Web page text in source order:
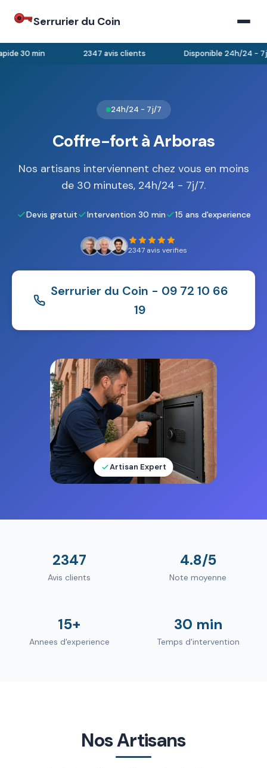
Serrurier du Coin
30 min 2347 avis clients Disponible 24h/24 - 7j/
24h/24 - 7j/7
Coffre-fort à Arboras
Nos artisans interviennent chez vous en moins
de 30 minutes, 24h/24 - 7j/7.
Devis gratuit Intervention 30 min 15 ans d'experience
2347 avis verifies
Serrurier du Coin - 09 72 10 66
19
Artisan Expert
2347
Avis clients
4.8/5
Note moyenne
15+
Annees d'experience
30 min
Temps d'intervention
Nos Artisans